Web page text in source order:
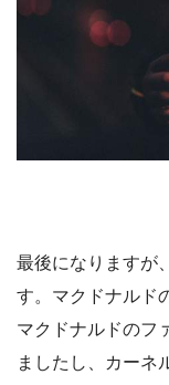
最後になりますが
す。マクドナルド
マクドナルドのフ
ましたし、カーネ